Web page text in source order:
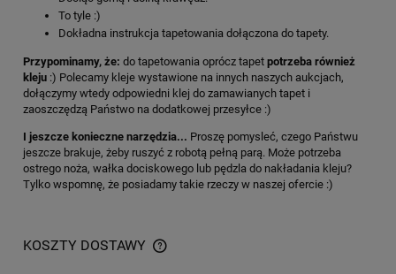
To tyle :)
Dokładna instrukcja tapetowania dołączona do tapety.
Przypominamy, że: do tapetowania oprócz tapet potrzeba również
kleju :) Polecamy kleje wystawione na innych naszych aukcjach,
dołączymy wtedy odpowiedni klej do zamawianych tapet i
zaoszczędzą Państwo na dodatkowej przesyłce :)
I jeszcze konieczne narzędzia... Proszę pomysleć, czego Państwu
jeszcze brakuje, żeby ruszyć z robotą pełną parą. Może potrzeba
ostrego noża, wałka dociskowego lub pędzla do nakładania kleju?
Tylko wspomnę, że posiadamy takie rzeczy w naszej ofercie :)
KOSZTY DOSTAWY